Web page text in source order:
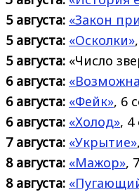
5 августа: «Закон
5 августа: «Осколки»
5 августа: «Число
6 августа:
6 августа: «Фейк», 6
6 августа: «Холод», 4
7 августа: «Укрытие»
8 августа: «Мажор»,
8 августа: